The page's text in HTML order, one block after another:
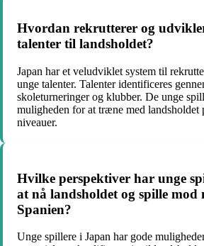
Hvordan rekrutterer og
talenter til landsholdet?
Japan har et veludviklet system til
unge talenter. Talenter identificeres
skoleturneringer og klubber. De unge
muligheden for at træne med landsholdet
niveauer.
Hvilke perspektiver har unge
at nå landsholdet og spille mod
Spanien?
Unge spillere i Japan har gode